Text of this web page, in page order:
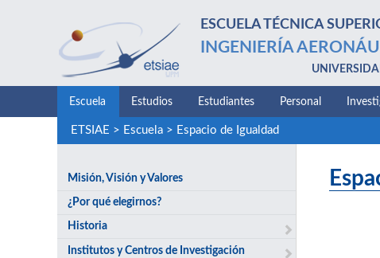
ESCUELA TÉCNICA
INGENIERÍA
Escuela Estudios Estudiantes Personal
ETSIAE > Escuela> Espacio de Igualdad
Misión, Visión y Valores
¿Por qué elegirnos?
Historia
Institutos y Centros de Investigación